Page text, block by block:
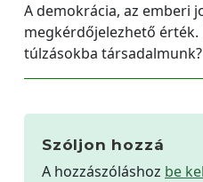
A demokrácia, az emberi
megkérdőjelezhető érték.
túlzásokba társadalmunk?
Szóljon hozzá
A hozzászóláshoz be